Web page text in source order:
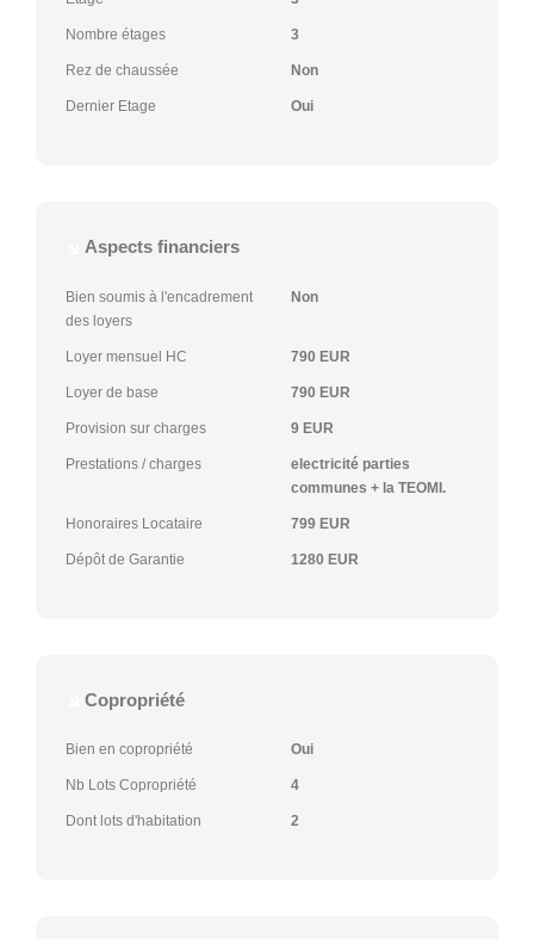
Nombre étages 3
Rez de chaussée Non
Dernier Etage Oui
Aspects financiers
Bien soumis à l'encadrement
des loyers
Non
Loyer mensuel HC 790 EUR
Loyer de base 790 EUR
Provision sur charges 9 EUR
Prestations / charges
electricité parties
communes + la TEOMI.
Honoraires Locataire 799 EUR
Dépôt de Garantie 1280 EUR
Copropriété
Bien en copropriété Oui
Nb Lots Copropriété 4
Dont lots d'habitation 2